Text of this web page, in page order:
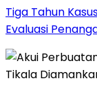
Tiga Tahun
Evaluasi